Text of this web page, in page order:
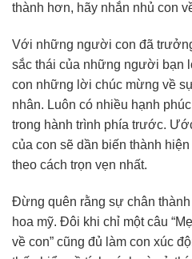
thành hơn, hãy nhắn nhủ con
Với những người con đã
sắc thái của những người bạn
con những lời chúc mừng về
nhân. Luôn có nhiều hạnh
trong hành trình phía trước.
của con sẽ dần biến thành
theo cách trọn vẹn nhất.
Đừng quên rằng sự chân
hoa mỹ. Đôi khi chỉ một câu
về con” cũng đủ làm con xúc